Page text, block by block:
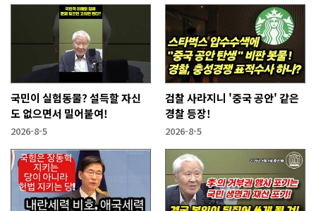
국민이 실험동물? 설득할 자신
도 없으면서 밀어붙여!
2026-8-5
검찰 사라지니 '중국 공안' 같은
경찰 등장!
2026-8-5